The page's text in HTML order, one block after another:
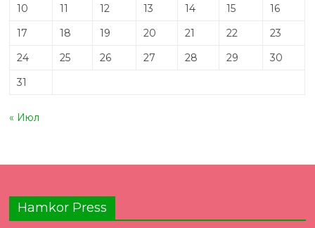
10
11 12 13 14 15
16
17
18 19 20 21 22
23
24
25 26 27 28 29
30
31
« Июл
Hamkor Press